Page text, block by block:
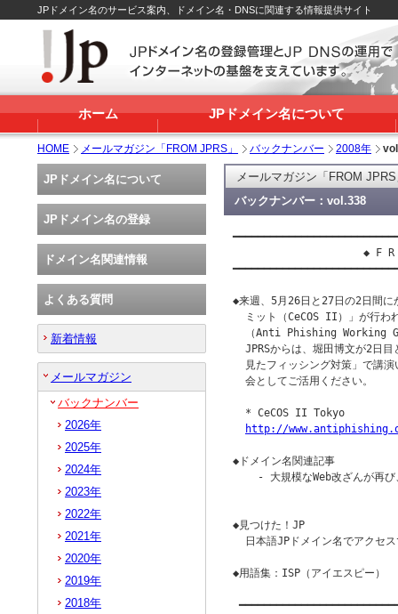
JPドメイン名のサービス案内、ドメイン名・DNSに関連する情報提供サイト
ホーム JPドメイン名について
HOME メールマガジン「FROM JPRS」 バックナンバー 2008年
メールマガジン「FROM
バックナンバー：vol.338
◆ F
◆来週、5月26日と27日の2日間に
ミット（CeCOS II）」が行わ
（Anti Phishing Working
JPRSからは、堀田博文が2日
見たフィッシング対策」で講
  会としてご活用ください。
  * CeCOS II Tokyo
http://
◆ドメイン名関連記事
- 大規模なWeb改ざんが再び
◆見つけた！JP
日本語JPドメイン名でアクセ
◆用語集：ISP（アイエスピー）
JPドメイン名について
JPドメイン名の登録
ドメイン名関連情報
よくある質問
新着情報
メールマガジン
バックナンバー
2026年
2025年
2024年
2023年
2022年
2021年
2020年
2019年
2018年